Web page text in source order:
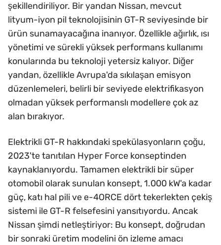
şekillendiriliyor. Bir yandan Nissan, mevcut
lityum-iyon pil teknolojisinin GT-R seviyesinde bir
ürün sunamayacağına inanıyor. Özellikle ağırlık, ısı
yönetimi ve sürekli yüksek performans kullanımı
konularında bu teknoloji yetersiz kalıyor. Diğer
yandan, özellikle Avrupa'da sıkılaşan emisyon
düzenlemeleri, belirli bir seviyede elektrifikasyon
olmadan yüksek performanslı modellere çok az
alan bırakıyor.
Elektrikli GT-R hakkındaki spekülasyonların çoğu,
2023'te tanıtılan Hyper Force konseptinden
kaynaklanıyordu. Tamamen elektrikli bir süper
otomobil olarak sunulan konsept, 1.000 kW'a kadar
güç, katı hal pili ve e-4ORCE dört tekerlekten çekiş
sistemi ile GT-R felsefesini yansıtıyordu. Ancak
Nissan şimdi netleştiriyor: Bu konsept, doğrudan
bir sonraki üretim modelini ön izleme amacı